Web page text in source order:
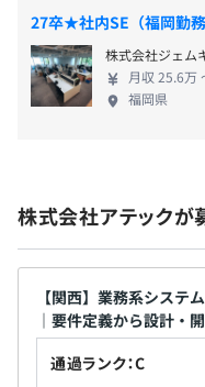
・交通費全額支給
・家賃手当
・職能手当
・家族手当（配偶者
年2回（7月、12月）
※4.0カ月分／年。コ
れており安定感があり
27卒★社内SE（福岡勤務
株式会社ジェム
月収 25.6万
福岡県
株式会社アテックが
【関西】業務系システ
｜要件定義から設計・
通過ランク：C